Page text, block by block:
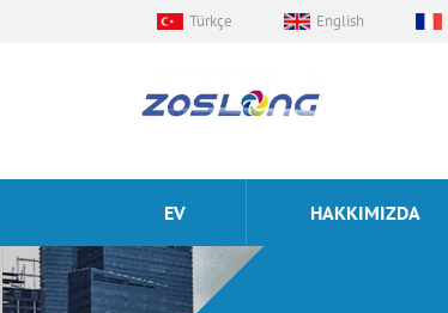
Türkçe English
EV HAKKIMIZDA